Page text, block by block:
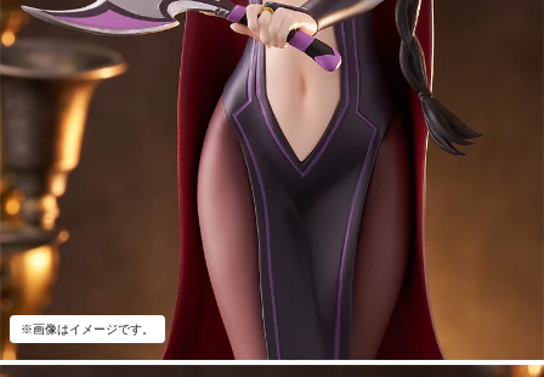
※画像はイメージです。